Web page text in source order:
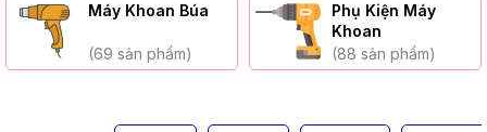
Máy Khoan Búa
(69 sản phẩm)
Phụ Kiện Máy
Khoan
(88 sản phẩm)